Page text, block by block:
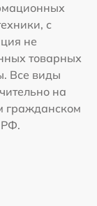
с
не
товарных
Все виды
на
гражданском
РФ.